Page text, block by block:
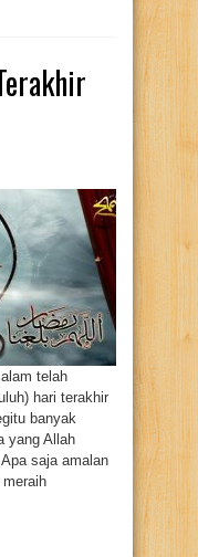
telah
hari terakhir
banyak
yang Allah
saja amalan